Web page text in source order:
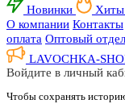
Новинки
О компании Контакты
оплата Оптовый отдел
LAVOCHKA-
Войдите в личный
Чтобы сохранять историю